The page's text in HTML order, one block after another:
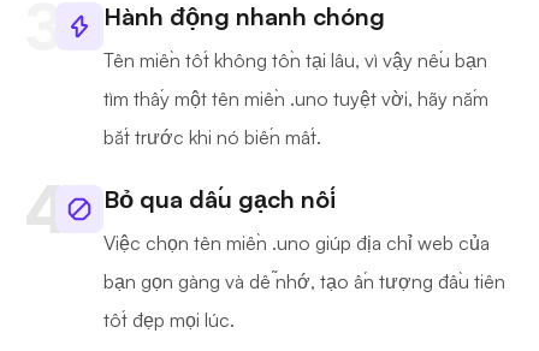
Hành động nhanh chóng
Tên miền tốt không tồn tại lâu, vì vậy nếu bạn
tìm thấy một tên miền .uno tuyệt vời, hãy nắm
bắt trước khi nó biến mất.
Bỏ qua dấu gạch nối
Việc chọn tên miền .uno giúp địa chỉ web của
bạn gọn gàng và dễ nhớ, tạo ấn tượng đầu tiên
tốt đẹp mọi lúc.